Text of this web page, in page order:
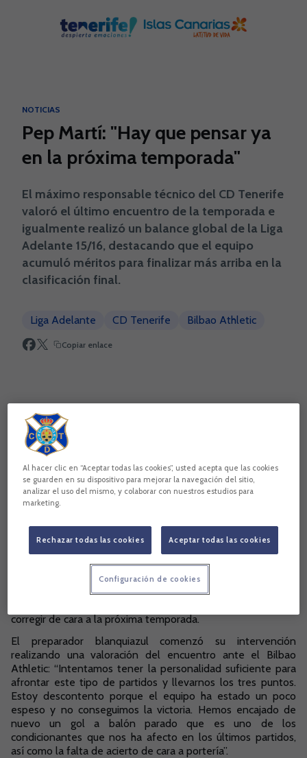
NOTICIAS
Pep Martí: "Hay que pensar ya
en la próxima temporada"
El máximo responsable técnico del CD Tenerife
valoró el último encuentro de la temporada e
igualmente realizó un balance global de la Liga
Adelante 15/16, destacando que el equipo
acumuló méritos para finalizar más arriba en la
clasificación final.
Liga Adelante CD Tenerife Bilbao Athletic
Copiar enlace
Pep Martí reconoció después del encuentro que su equipo
no estuvo bien en el encuentro ante el filial del Athletic
Club de Bilbao. Además, el técnico blanquiazul admitió que
el CD Tenerife no hizo uno de sus mejores partidos y que
corregir de cara a la próxima temporada.
El preparador blanquiazul comenzó su intervención
realizando una valoración del encuentro ante el Bilbao
Athletic: “Intentamos tener la personalidad suficiente para
afrontar este tipo de partidos y llevarnos los tres puntos.
Estoy descontento porque el equipo ha estado un poco
espeso y no conseguimos la victoria. Hemos encajado de
nuevo un gol a balón parado que es uno de los
condicionantes que nos ha afecto en los últimos partidos,
así como la falta de acierto de cara a portería”.
Al hacer clic en “Aceptar todas las cookies”, usted acepta que las cookies
se guarden en su dispositivo para mejorar la navegación del sitio,
analizar el uso del mismo, y colaborar con nuestros estudios para
marketing.
Rechazar todas las cookies Aceptar todas las cookies
Configuración de cookies